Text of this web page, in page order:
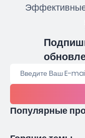
Популярные